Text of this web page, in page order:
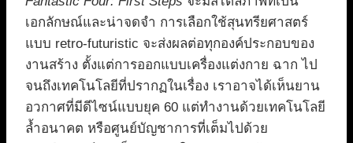
เอกลักษณ์และน่าจดจำ การเลือกใช้สุนทรียศาสตร์
แบบ retro-futuristic จะส่งผลต่อทุกองค์ประกอบของ
งานสร้าง ตั้งแต่การออกแบบเครื่องแต่งกาย ฉาก ไป
จนถึงเทคโนโลยีที่ปรากฏในเรื่อง เราอาจได้เห็นยาน
อวกาศที่มีดีไซน์แบบยุค 60 แต่ทำงานด้วยเทคโนโลยี
ล้ำอนาคต หรือศูนย์บัญชาการที่เต็มไปด้วย